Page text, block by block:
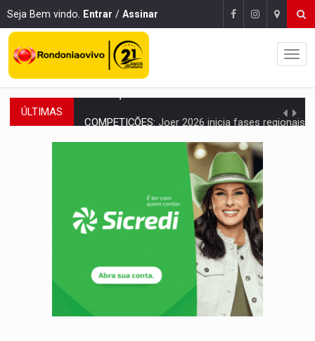
Seja Bem vindo. Entrar / Assinar
ÚLTIMAS Joer 2026 inicia fases regionais e reúne mais de 7,3
PERIGO:Moradores denunciam escuridão e insegurança na Estrada
Reabertura de ação no TSE pode resultar em cassação de prefeita
APAE Porto Velho abre inscrições para
CLUBE DOS R$ 00,00: 21 candidatos declaram patrimônio zero em Rondônia
Ouro Preto do Oeste realiza Cavalgada da Expo Show
DESENVOLVIMENTO: Ideb avança nos anos iniciais do ensino
VULGO 'UNIÃO': Chefe de facção criminosa é preso durante